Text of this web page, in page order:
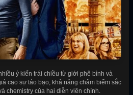
ý kiến trái chiều từ giới phê bình và
cao sự táo bạo, khả năng châm biếm sắc
chemistry của hai diễn viên chính.